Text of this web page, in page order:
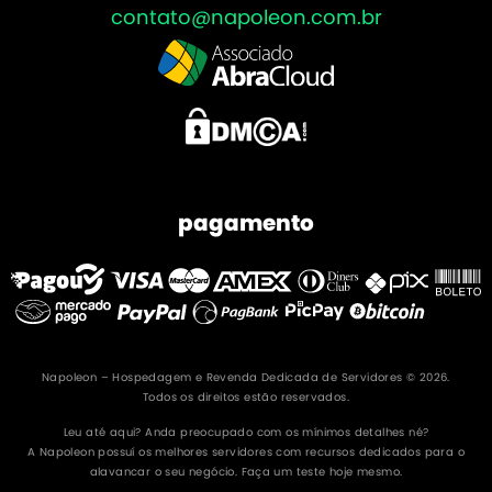
contato@napoleon.com.br
pagamento
Napoleon – Hospedagem e Revenda Dedicada de Servidores © 2026.
Todos os direitos estão reservados.
Leu até aqui? Anda preocupado com os mínimos detalhes né?
A Napoleon possuí os melhores servidores com recursos dedicados para o
alavancar o seu negócio. Faça um teste hoje mesmo.